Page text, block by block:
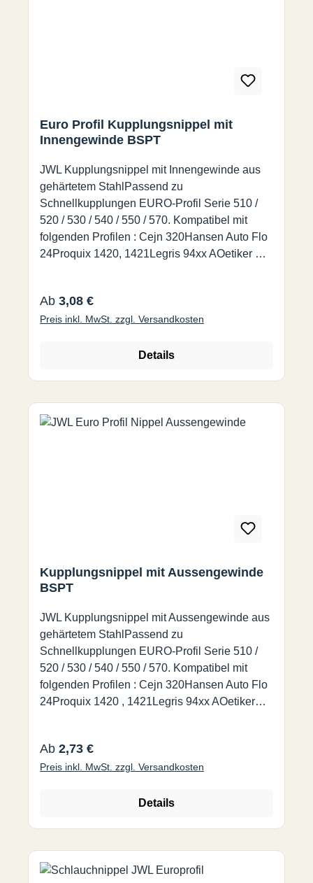
Euro Profil Kupplungsnippel mit
Innengewinde BSPT
JWL Kupplungsnippel mit Innengewinde aus
gehärtetem StahlPassend zu
Schnellkupplungen EURO-Profil Serie 510 /
520 / 530 / 540 / 550 / 570. Kompatibel mit
folgenden Profilen : Cejn 320Hansen Auto Flo
24Proquix 1420, 1421Legris 94xx AOetiker SC
Regulärer Preis:
Ab 3,08 €
Preis inkl. MwSt. zzgl. Versandkosten
Details
Kupplungsnippel mit Aussengewinde
BSPT
JWL Kupplungsnippel mit Aussengewinde aus
gehärtetem StahlPassend zu
Schnellkupplungen EURO-Profil Serie 510 /
520 / 530 / 540 / 550 / 570. Kompatibel mit
folgenden Profilen : Cejn 320Hansen Auto Flo
24Proquix 1420 , 1421Legris 94xx AOetiker
Regulärer Preis:
Ab 2,73 €
Preis inkl. MwSt. zzgl. Versandkosten
Details